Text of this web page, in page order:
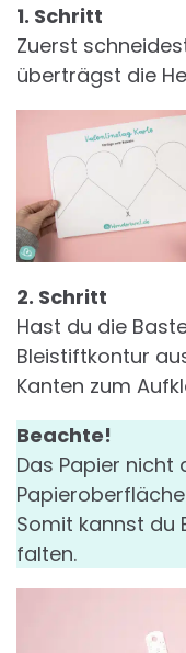
1. Schritt
Zuerst
überträgst die
2. Schritt
Hast du die
Bleistiftkontur
Kanten zum
Beachte!
Das Papier nicht
Somit kannst du
falten.